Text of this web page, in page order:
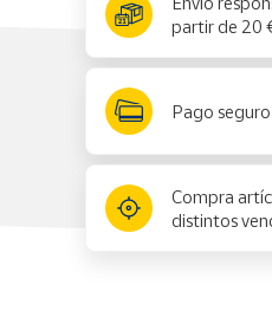
partir de 20
Pago seguro
Compra
distintos